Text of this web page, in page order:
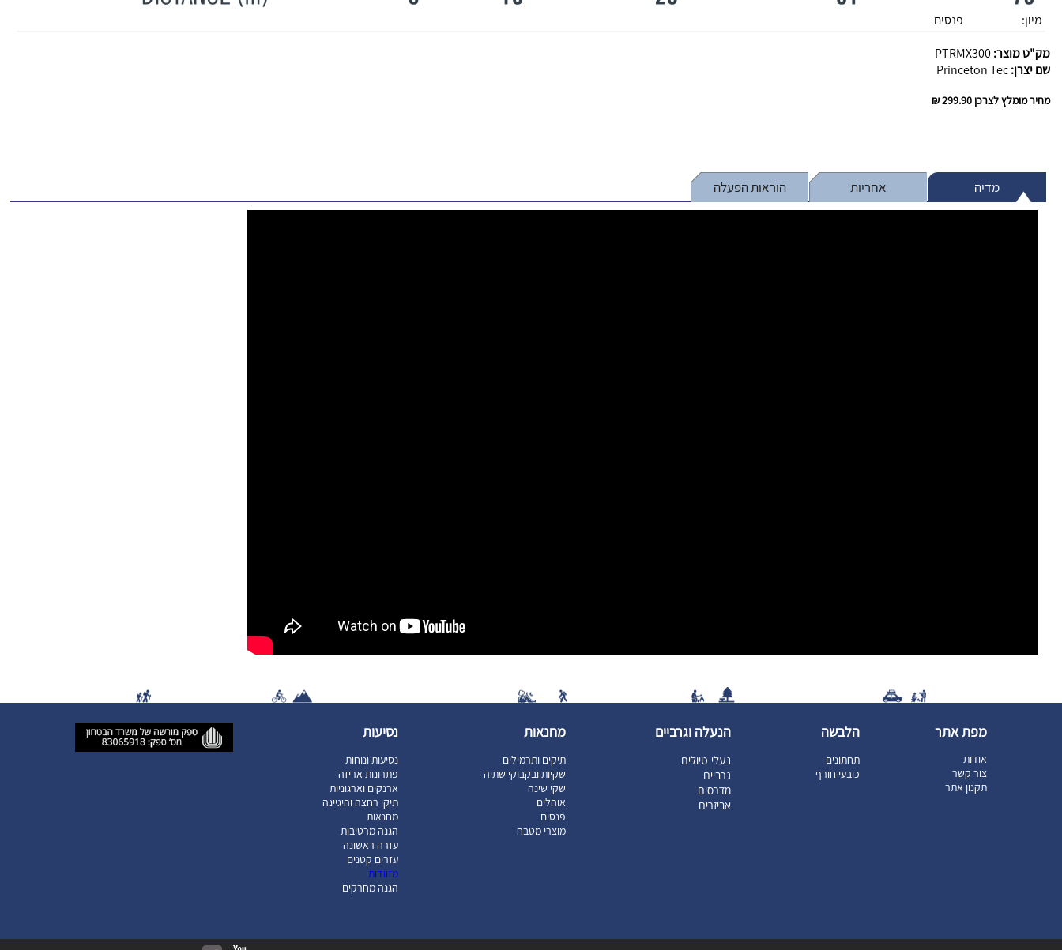
מיון:
פנסים
מק"ט מוצר:PTRMX300
שם יצרן:Princeton Tec
מחיר מומלץ לצרכן 299.90 ₪
מדיה אחריות הוראות הפעלה
מפת אתר
אודות
צור קשר
תקנון אתר
הלבשה
תחתונים
כובעי חורף
הנעלה וגרביים
נעלי טיולים
גרביים
מדרסים
אביזרים
מחנאות
תיקים ותרמילים
שקיות ובקבוקי שתיה
שקי שינה
אוהלים
פנסים
מוצרי מטבח
נסיעות
נסיעות ונוחות
פתרונות אריזה
ארנקים וארגוניות
תיקי רחצה והיגיינה
מחנאות
הגנה מרטיבות
עזרה ראשונה
עזרים קטנים
מזוודות
הגנה מחרקים